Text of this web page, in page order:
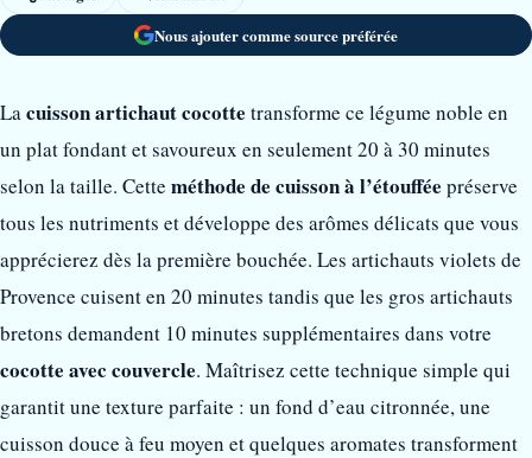
Nous ajouter comme source préférée
Lacuisson artichaut cocotte transforme ce légume noble en
un plat fondant et savoureux en seulement 20 à 30 minutes
selon la taille. Cette méthode de cuisson à l’étouffée préserve
tous les nutriments et développe des arômes délicats que vous
apprécierez dès la première bouchée. Les artichauts violets de
Provence cuisent en 20 minutes tandis que les gros artichauts
bretons demandent 10 minutes supplémentaires dans votre
cocotte avec couvercle. Maîtrisez cette technique simple qui
garantit une texture parfaite : un fond d’eau citronnée, une
cuisson douce à feu moyen et quelques aromates transforment